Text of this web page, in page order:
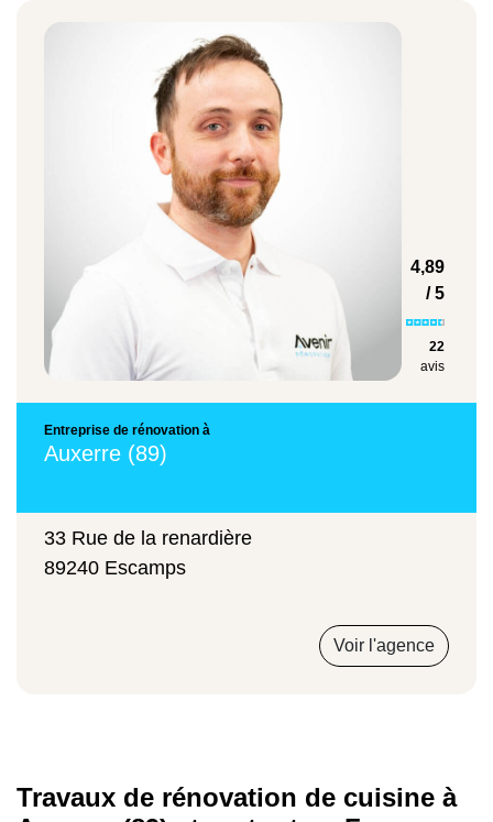
Rénovation partielle
Remplacement de cuisine
600 à 1000 €/m²
rénovation de votre cuisine à Auxerre, dans
Avenir Rénovations offre un accompagnement sur
mesure à ses clients en perte de mobilité à Auxerre
pour l'obtention des différentes aides. Vos cuisines
seront ainsi plus sécurisées et adaptées à vos
4,89
/ 5
22
avis
Entreprise de rénovation à
Auxerre (89)
33 Rue de la renardière
89240 Escamps
Voir l'agence
Travaux de rénovation de cuisine à